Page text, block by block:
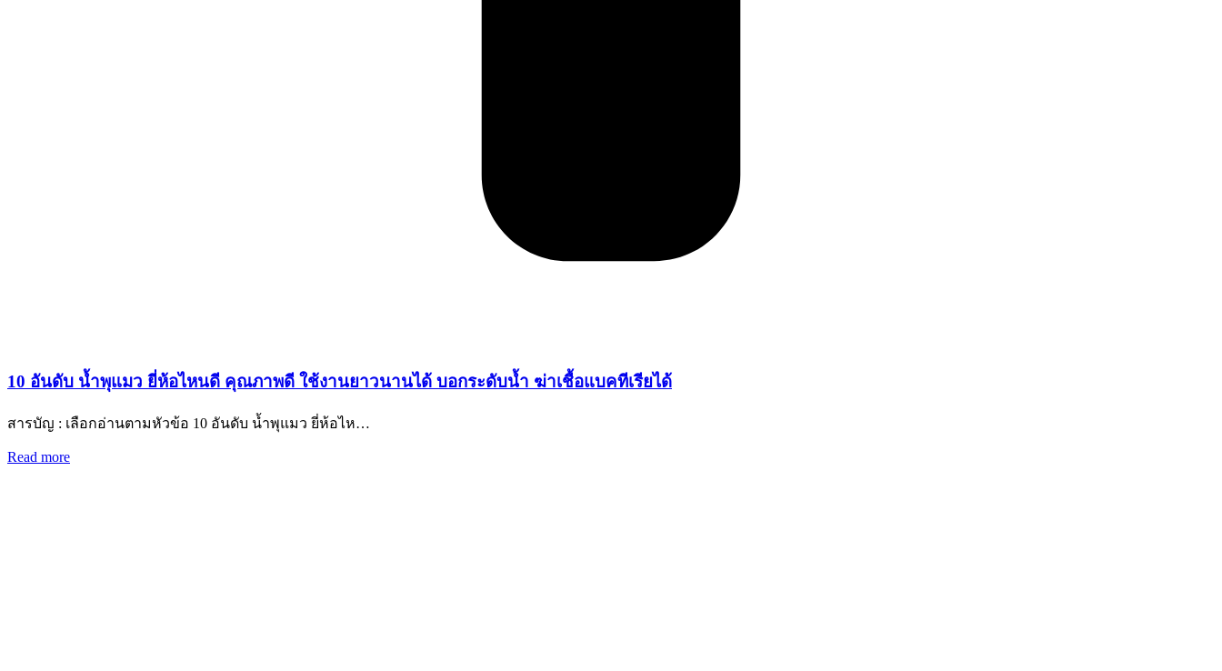
10 อันดับ น้ำพุแมว ยี่ห้อไหนดี คุณภาพดี ใช้งานยาวนานได้ บอกระดับน้ำ ฆ่าเชื้อแบคทีเรียได้
สารบัญ : เลือกอ่านตามหัวข้อ 10 อันดับ น้ำพุแมว ยี่ห้อไห…
Read more